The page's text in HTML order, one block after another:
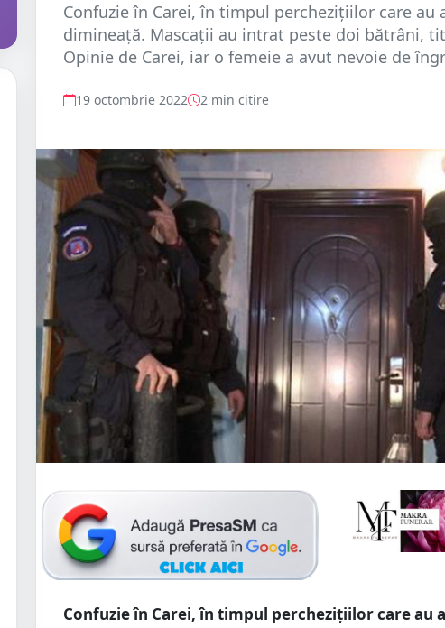
Confuzie în Carei, în timpul perchezițiilor care au
dimineață. Mascații au intrat peste doi bătrâni,
Opinie de Carei, iar o femeie a avut nevoie de
19 octombrie 2022 2 min citire
Confuzie în Carei, în timpul perchezițiilor care au